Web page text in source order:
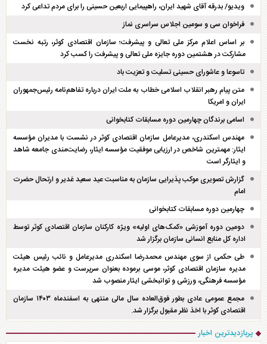
ویدیو/ بدرقه آقای شهید ایران، راهپیمایی اربعین حسینی را برای مردم تداعی کرد
فراخوان سی و سومین اجلاس سراسری نماز
بر اساس اعلام مرکز ملی تعالی و پیشرفت؛ سازمان اقتصادی کوثر، رتبه نخست
مشارکت در هشتمین دوره جایزه ملی تعالی و پیشرفت را کسب کرد
تاسوعا و عاشورای حسینی تسلیت و تعزیت باد
متن پیام رهبر انقلاب اسلامی خطاب به ملت ایران درباره تفاهم‌نامه رئیس‌جمهوران
ایران و امریکا
اسامی برندگان چهارمین دوره مسابقات کتابخوانی
مهندس اسکندری، مدیرعامل سازمان اقتصادی کوثر در نشست با مدیران مؤسسه
ایثار: مهمترین شاخص در ارزیابی موفقیت مؤسسه ایثار، رضایت‌مندی جامعه شاهد
و ایثارگر است
گزارش تصویری موکب پذیرایی سازمان به مناسبت عید سعید غدیر و ارتحال حضرت
امام
چهارمین دوره مسابقات کتابخوانی
دومین دوره آموزشی «کمک‌های اولیه» ویژه کارکنان سازمان اقتصادی کوثر توسط
اداره کل منابع انسانی سازمان برگزار شد
طی حکمی از سوی مهندس محمدرضا اسکندری مدیرعامل و نائب رئیس هیئت
مدیره سازمان اقتصادی کوثر، موسی برموده بعنوان سرپرست و عضو هیئت مدیره
مؤسسه فرهنگی، ورزشی و توانبخشی ایثار منصوب شد
مجمع عمومی عادی بطور فوق‌العاده سال مالی منتهی به اسفند‌ماه ۱۴۰۳ سازمان
اقتصادی کوثر با اخذ نظر مقبول برگزار شد.
پربازدیدترین اخبار